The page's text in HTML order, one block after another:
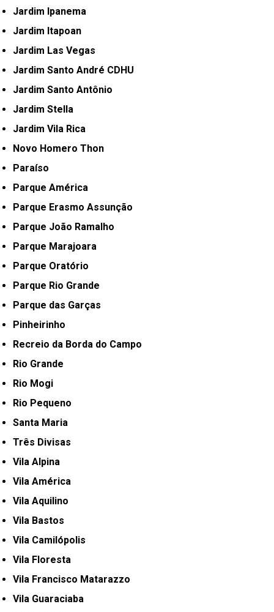
Jardim Ipanema
Jardim Itapoan
Jardim Las Vegas
Jardim Santo André CDHU
Jardim Santo Antônio
Jardim Stella
Jardim Vila Rica
Novo Homero Thon
Paraíso
Parque América
Parque Erasmo Assunção
Parque João Ramalho
Parque Marajoara
Parque Oratório
Parque Rio Grande
Parque das Garças
Pinheirinho
Recreio da Borda do Campo
Rio Grande
Rio Mogi
Rio Pequeno
Santa Maria
Três Divisas
Vila Alpina
Vila América
Vila Aquilino
Vila Bastos
Vila Camilópolis
Vila Floresta
Vila Francisco Matarazzo
Vila Guaraciaba